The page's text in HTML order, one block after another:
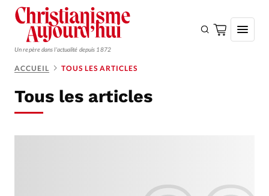
Un repère dans l'actualité depuis 1872
Monde
ACCUEIL TOUS LES ARTICLES
Tous les articles